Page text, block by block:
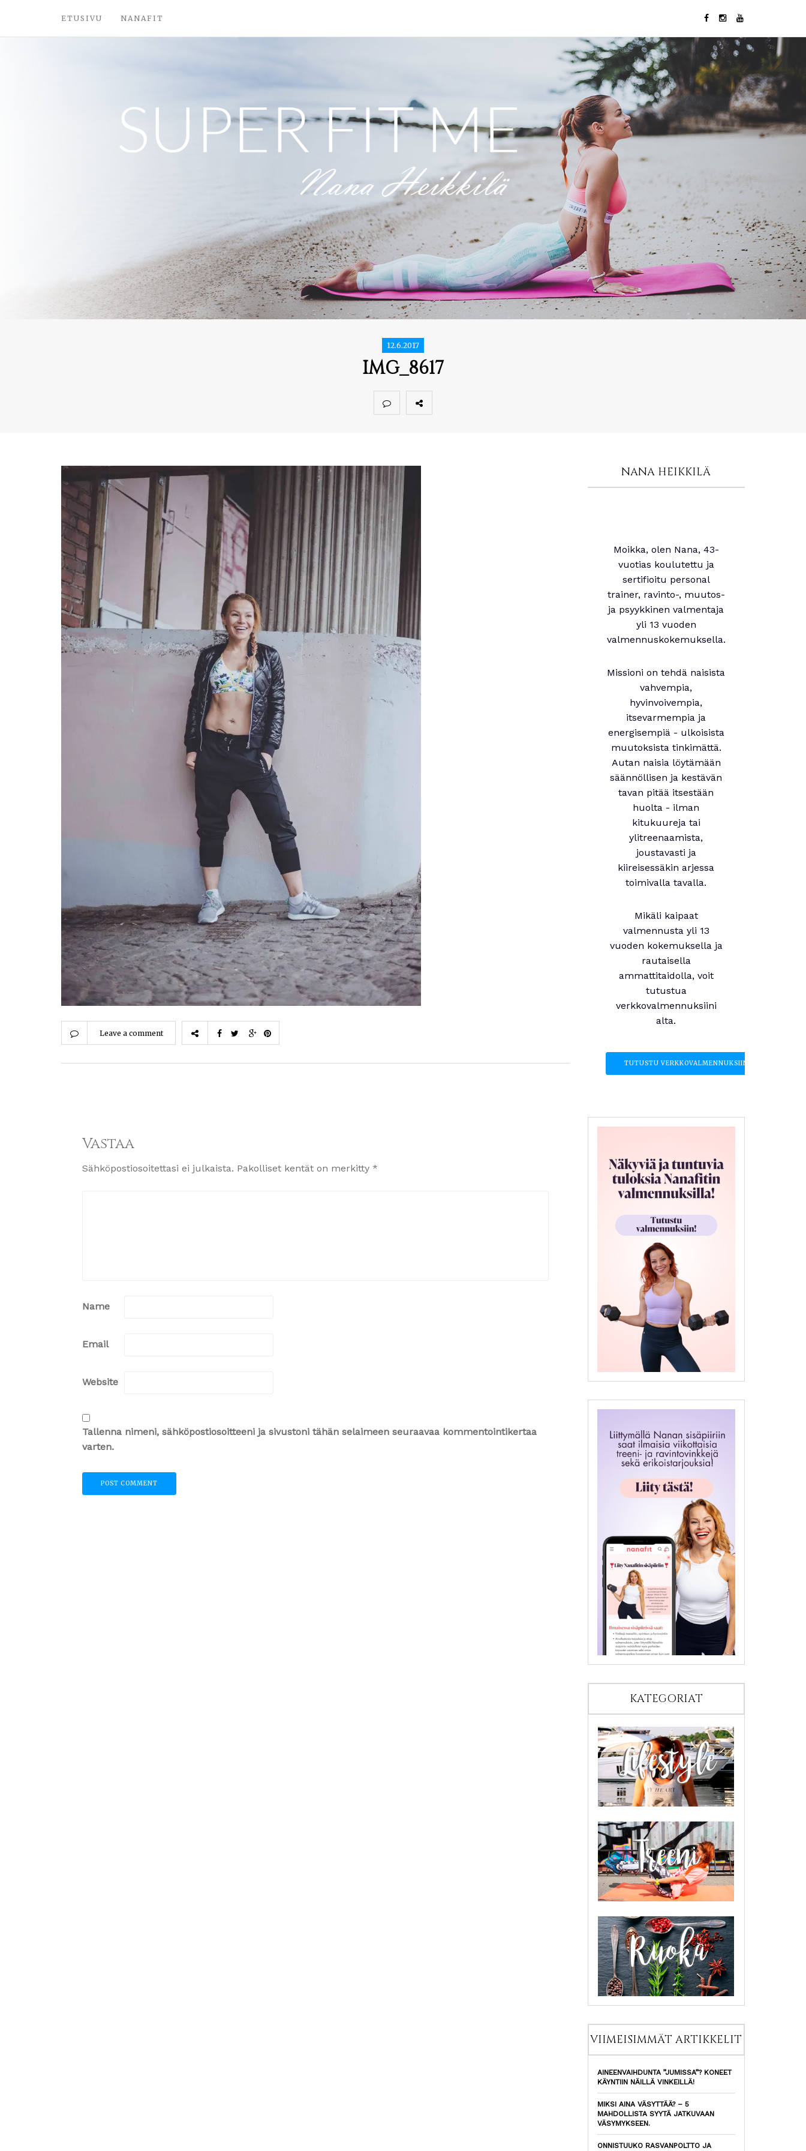
ETUSIVU NANAFIT
12.6.2017
IMG_8617
Leave a comment
Vastaa
Sähköpostiosoitettasi ei julkaista. Pakolliset kentät on merkitty *
Name
Email
Website
Tallenna nimeni, sähköpostiosoitteeni ja sivustoni tähän selaimeen seuraavaa kommentointikertaa
varten.
NANA HEIKKILÄ
Moikka, olen Nana, 43-
vuotias koulutettu ja
sertifioitu personal
trainer, ravinto-, muutos-
ja psyykkinen valmentaja
yli 13 vuoden
valmennuskokemuksella.
Missioni on tehdä naisista
vahvempia,
hyvinvoivempia,
itsevarmempia ja
energisempiä - ulkoisista
muutoksista tinkimättä.
Autan naisia löytämään
säännöllisen ja kestävän
tavan pitää itsestään
huolta - ilman
kitukuureja tai
ylitreenaamista,
joustavasti ja
kiireisessäkin arjessa
toimivalla tavalla.
Mikäli kaipaat
valmennusta yli 13
vuoden kokemuksella ja
rautaisella
ammattitaidolla, voit
tutustua
verkkovalmennuksiini
alta.
TUTUSTU VERKKOVALMENNUKSIIN
KATEGORIAT
VIIMEISIMMÄT ARTIKKELIT
AINEENVAIHDUNTA ”JUMISSA”? KONEET
KÄYNTIIN NÄILLÄ VINKEILLÄ!
MIKSI AINA VÄSYTTÄÄ? – 5
MAHDOLLISTA SYYTÄ JATKUVAAN
VÄSYMYKSEEN.
ONNISTUUKO RASVANPOLTTO JA